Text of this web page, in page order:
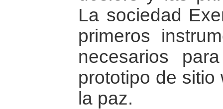
La sociedad
primeros
necesarios
prototipo de
la paz.